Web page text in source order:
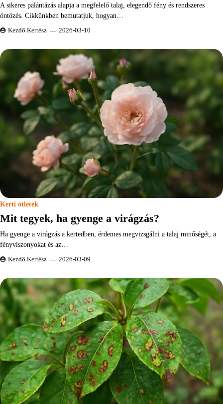
A sikeres palántázás alapja a megfelelő talaj, elegendő fény és rendszeres
öntözés. Cikkünkben bemutatjuk, hogyan…
Kezdő Kertész 2026-03-10
Kerti ötletek
Mit tegyek, ha gyenge a virágzás?
Ha gyenge a virágzás a kertedben, érdemes megvizsgálni a talaj minőségét, a
fényviszonyokat és az…
Kezdő Kertész 2026-03-09